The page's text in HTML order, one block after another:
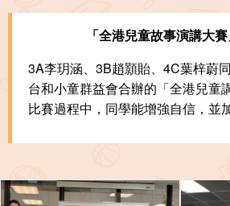
「全港兒童故事演講大
3A李玥涵、3B趙顥貽、4C葉梓蔚
台和小童群益會合辦的「全港兒童
比賽過程中，同學能增強自信，並